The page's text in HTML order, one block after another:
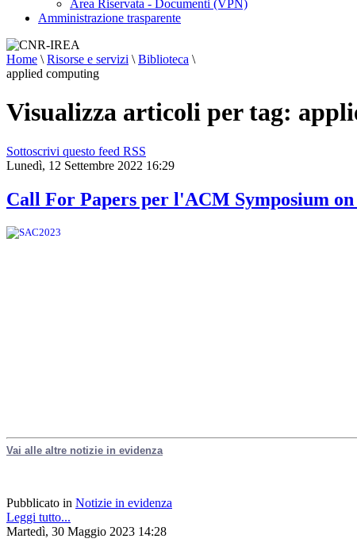
Area Riservata - Documenti (VPN)
Amministrazione trasparente
Home \ Risorse e servizi \ Biblioteca \
applied computing
Visualizza articoli per tag:
Sottoscrivi questo feed RSS
Lunedì, 12 Settembre 2022 16:29
Call For Papers per l'ACM Symposium
Vai alle altre notizie in evidenza
Pubblicato in Notizie in evidenza
Leggi tutto...
Martedì, 30 Maggio 2023 14:28